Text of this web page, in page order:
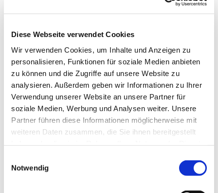
Diese Webseite verwendet Cookies
Wir verwenden Cookies, um Inhalte und Anzeigen zu
personalisieren, Funktionen für soziale Medien anbieten
zu können und die Zugriffe auf unsere Website zu
analysieren. Außerdem geben wir Informationen zu Ihrer
Verwendung unserer Website an unsere Partner für
soziale Medien, Werbung und Analysen weiter. Unsere
Partner führen diese Informationen möglicherweise mit
weiteren Daten zusammen, die Sie ihnen bereitgestellt
Notwendig